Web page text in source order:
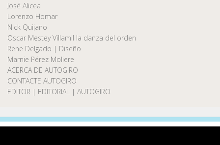
José Alicea
Lorenzo Homar
Nick Quijano
Oscar Mestey Villamil la danza del orden
Rene Delgado | Diseño
Marnie Pérez Moliere
ACERCA DE AUTOGIRO
CONTACTE AUTOGIRO
EDITOR | EDITORIAL | AUTOGIRO